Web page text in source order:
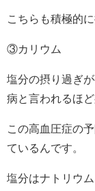
こちらも積極的
③カリウム
塩分の摂り過ぎ
病と言われるほ
この高血圧症の
ているんです。
塩分はナトリウ